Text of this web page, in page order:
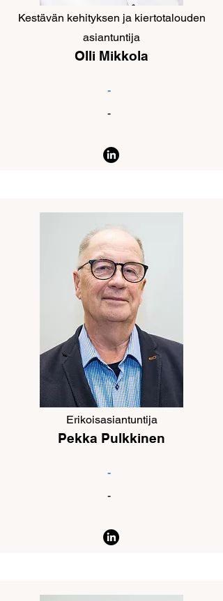
Kestävän kehityksen ja kiertotalouden
asiantuntija
Olli Mikkola
-
-
Erikoisasiantuntija
Pekka Pulkkinen
-
-